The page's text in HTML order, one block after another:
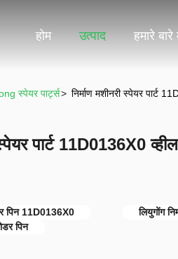
होम उत्पाद हमारे बारे
स्पेयर पार्ट्स> निर्माण मशीनरी स्पेयर पार्ट
स्पेयर पार्ट 11D0136X0
पिन 11D0136X0
लियुगोंग
पिन